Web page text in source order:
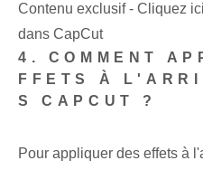
Contenu exclusif - Cliquez
dans CapCut
4. COMMENT
FFETS À
S CAPCUT ?
Pour appliquer des effets à